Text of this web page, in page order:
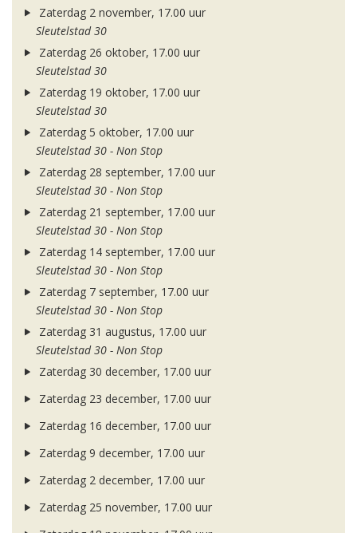
Zaterdag 2 november, 17.00 uur
Sleutelstad 30
Zaterdag 26 oktober, 17.00 uur
Sleutelstad 30
Zaterdag 19 oktober, 17.00 uur
Sleutelstad 30
Zaterdag 5 oktober, 17.00 uur
Sleutelstad 30 - Non Stop
Zaterdag 28 september, 17.00 uur
Sleutelstad 30 - Non Stop
Zaterdag 21 september, 17.00 uur
Sleutelstad 30 - Non Stop
Zaterdag 14 september, 17.00 uur
Sleutelstad 30 - Non Stop
Zaterdag 7 september, 17.00 uur
Sleutelstad 30 - Non Stop
Zaterdag 31 augustus, 17.00 uur
Sleutelstad 30 - Non Stop
Zaterdag 30 december, 17.00 uur
Zaterdag 23 december, 17.00 uur
Zaterdag 16 december, 17.00 uur
Zaterdag 9 december, 17.00 uur
Zaterdag 2 december, 17.00 uur
Zaterdag 25 november, 17.00 uur